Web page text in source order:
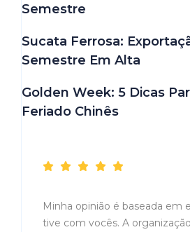
Semestre
Sucata Ferrosa:
Semestre Em Alta
Golden Week: 5 Dicas
Feriado Chinês
Minha opinião é baseada em
tive com vocês. A